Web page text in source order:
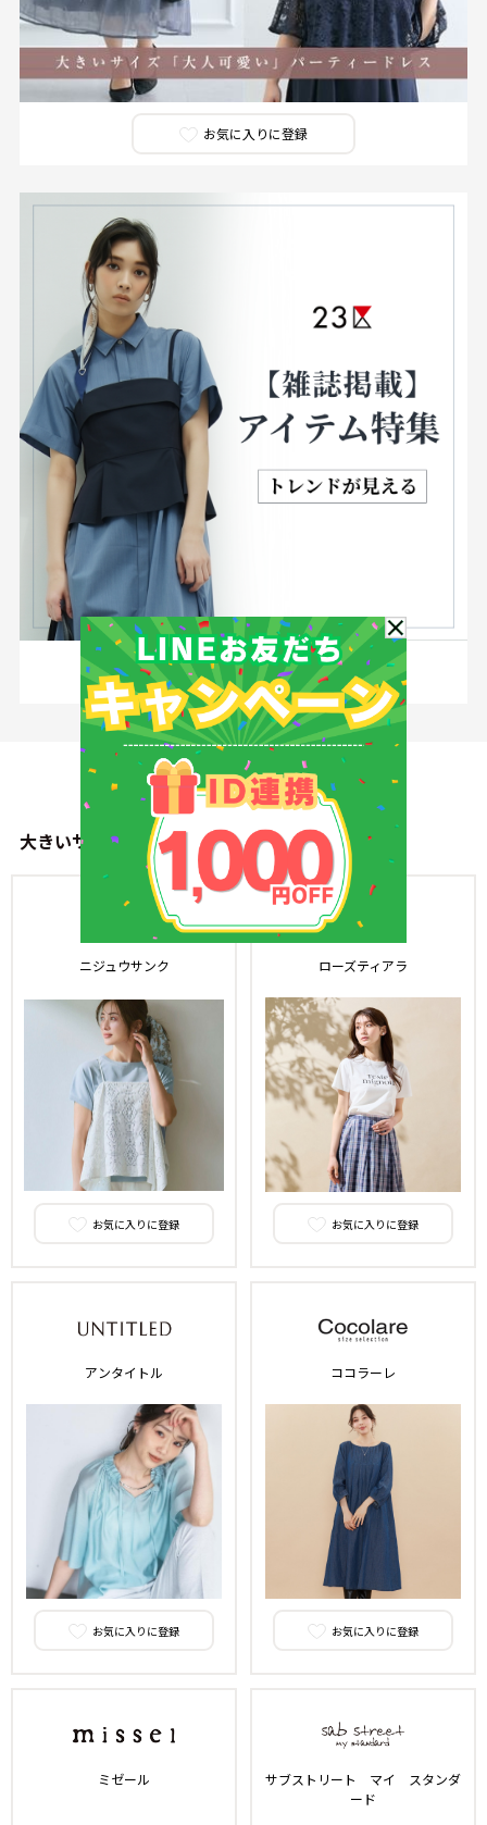
お気に入りに登録
お気に入りに登録
大きいサイズレディース長く愛せる上質スタイル
ニジュウサンク
お気に入りに登録
ローズティアラ
お気に入りに登録
アンタイトル
お気に入りに登録
ココラーレ
お気に入りに登録
ミゼール
サブストリート マイ スタンダ
ード